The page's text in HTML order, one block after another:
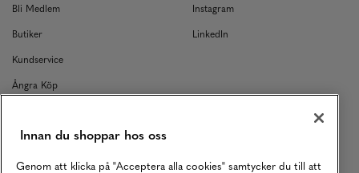
Bli Medlem
Butiker
Kundservice
Ångra Köp
Returer
Köpvillkor
Instagram
LinkedIn
Innan du shoppar hos oss
Genom att klicka på "Acceptera alla cookies" samtycker du till att